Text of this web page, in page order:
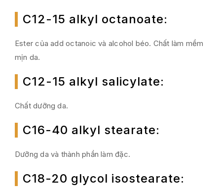
C12-15 alkyl octanoate:
Ester của add octanoic và alcohol béo. Chất làm mềm
mịn da.
C12-15 alkyl salicylate:
Chất dưỡng da.
C16-40 alkyl stearate:
Dưỡng da và thành phần làm đặc.
C18-20 glycol isostearate: